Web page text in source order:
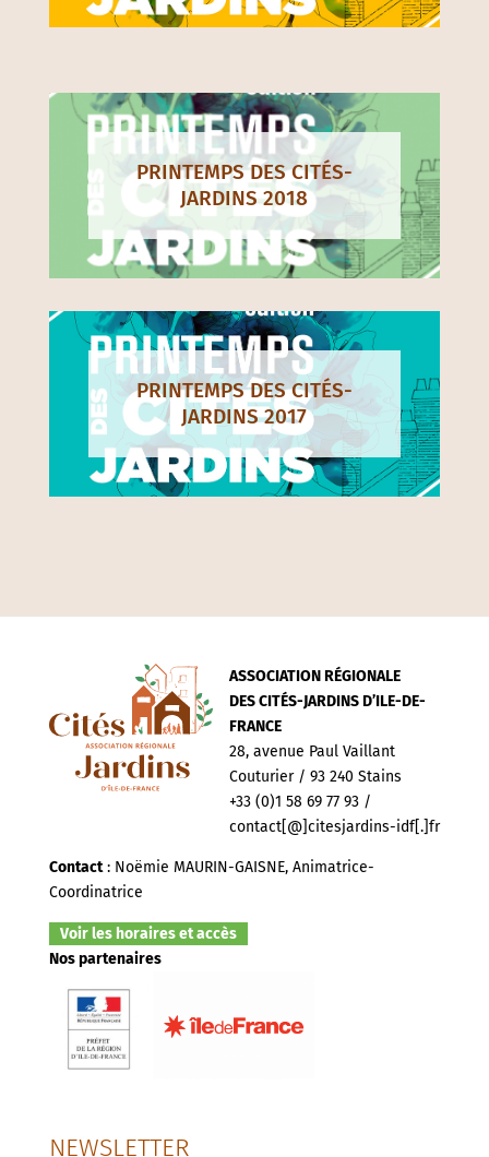
PRINTEMPS DES CITÉS-
JARDINS 2018
PRINTEMPS DES CITÉS-
JARDINS 2017
ASSOCIATION RÉGIONALE
DES CITÉS-JARDINS D’ILE-DE-
FRANCE
28, avenue Paul Vaillant
Couturier / 93 240 Stains
+33 (0)1 58 69 77 93 /
contact[@]citesjardins-idf[.]fr
Contact: Noëmie MAURIN-GAISNE, Animatrice-
Coordinatrice
Voir les horaires et accès
Nos partenaires
NEWSLETTER